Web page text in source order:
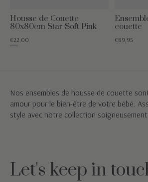
Housse de Couette
80x80cm Star Soft Pink
€22,00
€54,95
couette
€89,95
Nos ensembles de housse de couette
amour pour le bien-être de votre bébé.
style avec notre collection
Let's keep in